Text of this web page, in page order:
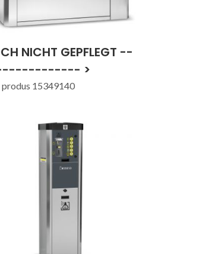
NICHT GEPFLEGT --
>
produs 15349140